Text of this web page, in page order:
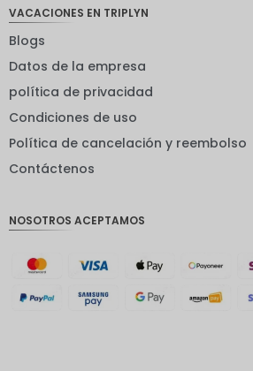
Corona
EUR
IDR
franco
suizo
CANALL
VACACIONES EN TRIPLYN
Blogs
Datos de la empresa
política de privacidad
Condiciones de uso
Política de cancelación y reembolso
Contáctenos
NOSOTROS ACEPTAMOS